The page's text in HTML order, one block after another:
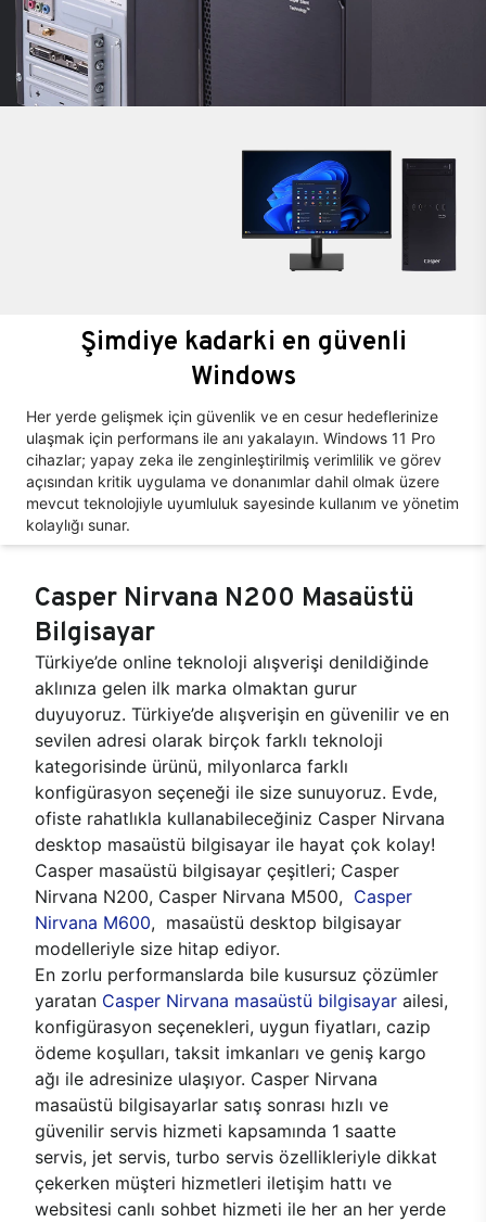
Şimdiye kadarki en güvenli
Windows
Her yerde gelişmek için güvenlik ve en cesur hedeflerinize
ulaşmak için performans ile anı yakalayın. Windows 11 Pro
cihazlar; yapay zeka ile zenginleştirilmiş verimlilik ve görev
açısından kritik uygulama ve donanımlar dahil olmak üzere
mevcut teknolojiyle uyumluluk sayesinde kullanım ve yönetim
kolaylığı sunar.
Casper Nirvana N200 Masaüstü
Bilgisayar
Türkiye’de online teknoloji alışverişi denildiğinde
aklınıza gelen ilk marka olmaktan gurur
duyuyoruz. Türkiye’de alışverişin en güvenilir ve en
sevilen adresi olarak birçok farklı teknoloji
kategorisinde ürünü, milyonlarca farklı
konfigürasyon seçeneği ile size sunuyoruz. Evde,
ofiste rahatlıkla kullanabileceğiniz Casper Nirvana
desktop masaüstü bilgisayar ile hayat çok kolay!
Casper masaüstü bilgisayar çeşitleri; Casper
Nirvana N200, Casper Nirvana M500, Casper
Nirvana M600, masaüstü desktop bilgisayar
modelleriyle size hitap ediyor.
En zorlu performanslarda bile kusursuz çözümler
yaratan Casper Nirvana masaüstü bilgisayar ailesi,
konfigürasyon seçenekleri, uygun fiyatları, cazip
ödeme koşulları, taksit imkanları ve geniş kargo
ağı ile adresinize ulaşıyor. Casper Nirvana
masaüstü bilgisayarlar satış sonrası hızlı ve
güvenilir servis hizmeti kapsamında 1 saatte
servis, jet servis, turbo servis özellikleriyle dikkat
çekerken müşteri hizmetleri iletişim hattı ve
websitesi canlı sohbet hizmeti ile her an her yerde